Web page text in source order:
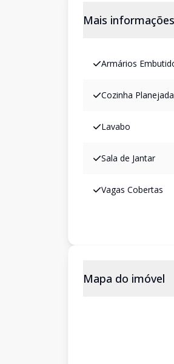
Mais informações
Armários
Cozinha Planejada
Lavabo
Sala de Jantar
Vagas Cobertas
Mapa do imóvel